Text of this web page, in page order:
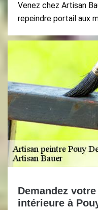
Venez chez Artisan
repeindre portail aux
Demandez
intérieure à